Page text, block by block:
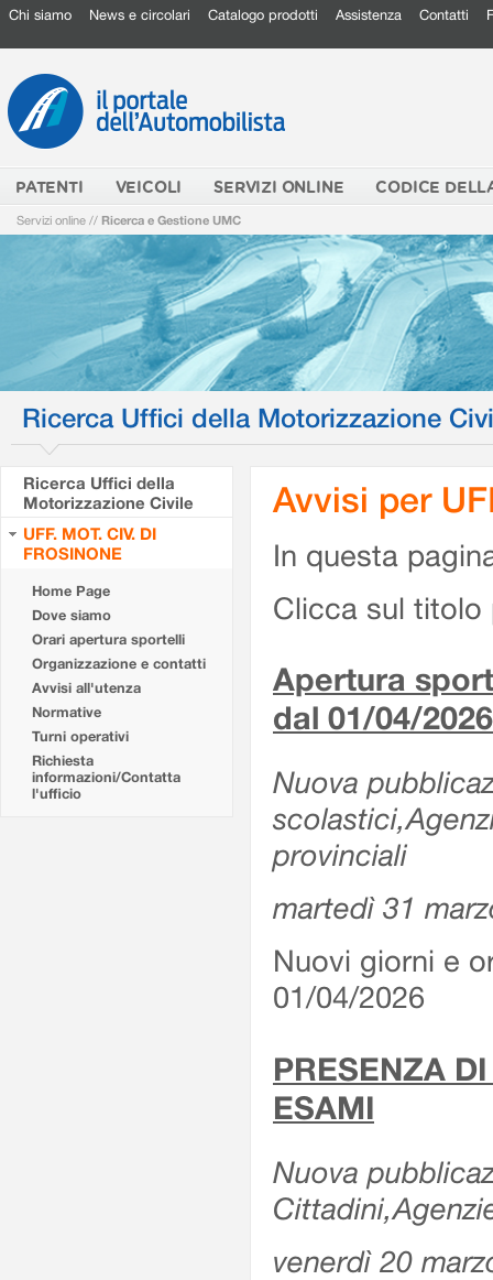
Chi siamo News e circolari Catalogo prodotti Assistenza Contatti
PATENTI VEICOLI SERVIZI ONLINE CODICE
Servizi online // Ricerca e Gestione UMC
Ricerca Uffici della Motorizzazione
Ricerca Uffici della
Motorizzazione Civile
UFF. MOT. CIV. DI
FROSINONE
Home Page
Dove siamo
Orari apertura sportelli
Organizzazione e contatti
Avvisi all'utenza
Normative
Turni operativi
Richiesta
informazioni/Contatta
l'ufficio
Avvisi per
In questa
Clicca sul titolo
Apertura
dal 01/04/2026
Nuova
provinciali
martedì 31
Nuovi giorni e
01/04/2026
PRESENZA
ESAMI
Nuova
venerdì 20